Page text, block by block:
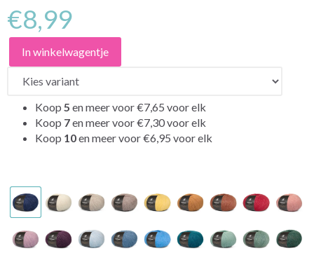
€8,99
In winkelwagentje
Koop 5 en meer voor€7,65 voor elk
Koop 7en meer voor€7,30voor elk
Koop 10en meer voor€6,95 voor elk